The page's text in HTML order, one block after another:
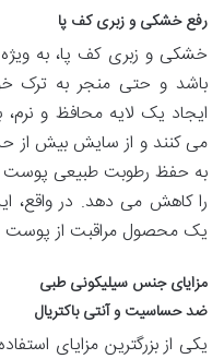
رفع خشکی و زبری کف پا
خشکی و زبری کف پا، به ویژه
باشد و حتی منجر به ترک
ایجاد یک لایه محافظ و
می کنند و از سایش بیش از
به حفظ رطوبت طبیعی پوست
را کاهش می دهد. در واقع،
یک محصول مراقبت از
مزایای جنس سیلیکونی طبی
ضد حساسیت و آنتی باکتریال